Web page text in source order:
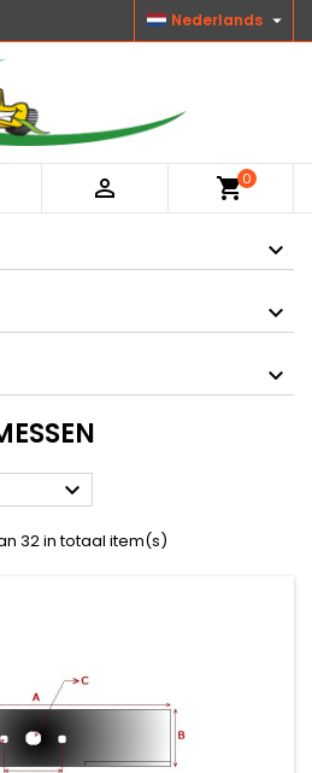
Nederlands 
 shopping_cart0

32 in totaal item(s)